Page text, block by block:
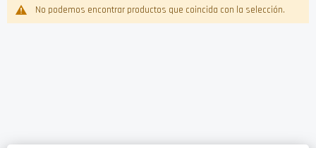
No podemos encontrar productos que coincida con la selección.